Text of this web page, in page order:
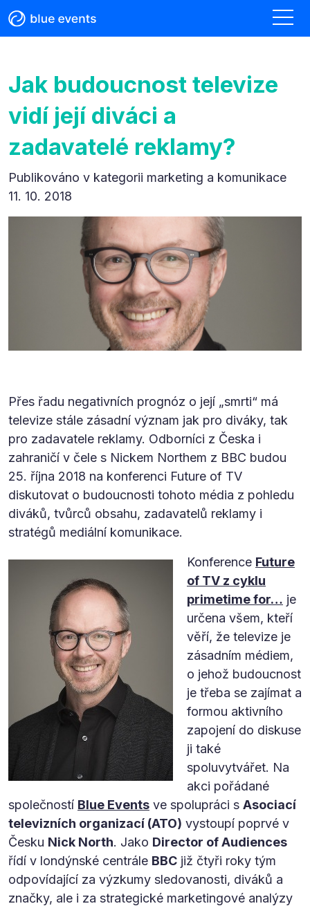
Jak budoucnost televize
vidí její diváci a
zadavatelé reklamy?
Publikováno v kategorii marketing a komunikace
11. 10. 2018
Přes řadu negativních prognóz o její „smrti“ má
televize stále zásadní význam jak pro diváky, tak
pro zadavatele reklamy. Odborníci z Česka i
zahraničí v čele s Nickem Northem z BBC budou
25. října 2018 na konferenci Future of TV
diskutovat o budoucnosti tohoto média z pohledu
diváků, tvůrců obsahu, zadavatelů reklamy i
stratégů mediální komunikace.
Konference Future
of TV z cyklu
primetime for… je
určena všem, kteří
věří, že televize je
zásadním médiem,
o jehož budoucnost
je třeba se zajímat a
formou aktivního
zapojení do diskuse
ji také
spoluvytvářet. Na
akci pořádané
společností Blue Events ve spolupráci s Asociací
televizních organizací (ATO) vystoupí poprvé v
Česku Nick North. Jako Director of Audiences
řídí v londýnské centrále BBC již čtyři roky tým
odpovídající za výzkumy sledovanosti, diváků a
značky, ale i za strategické marketingové analýzy